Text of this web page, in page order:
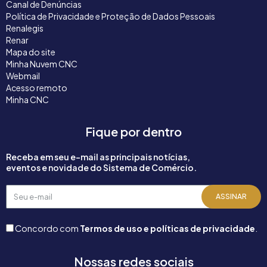
Canal de Denúncias
Política de Privacidade e Proteção de Dados Pessoais
Renalegis
Renar
Mapa do site
Minha Nuvem CNC
Webmail
Acesso remoto
Minha CNC
Fique por dentro
Receba em seu e-mail as principais notícias,
eventos e novidade do Sistema de Comércio.
Seu
e-
ASSINAR
Concordo com Termos de uso e políticas de privacidade
Nossas redes sociais